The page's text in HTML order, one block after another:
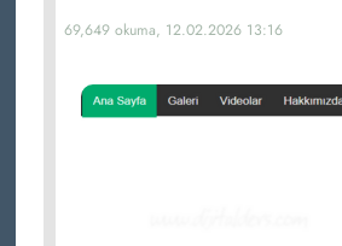
69,649 okuma, 12.02.2026 13:16